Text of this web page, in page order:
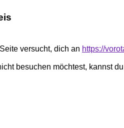
versucht, dich an https://
besuchen möchtest, kannst du